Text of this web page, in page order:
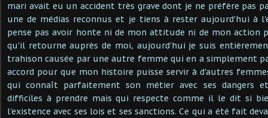
mari avait eu un accident très grave dont je ne préfère pas
une de médias reconnus et je tiens à rester aujourd'hui à
pense pas avoir honte ni de mon attitude ni de mon action
qu'il retourne auprès de moi, aujourd'hui je suis
trahison causée par une autre femme qui en a simplement
accord pour que mon histoire puisse servir à d'autres
qui connaît parfaitement son métier avec ses dangers
difficiles à prendre mais qui respecte comme il le dit si
l'existence avec ses lois et ses sanctions. Ce qui a été fait